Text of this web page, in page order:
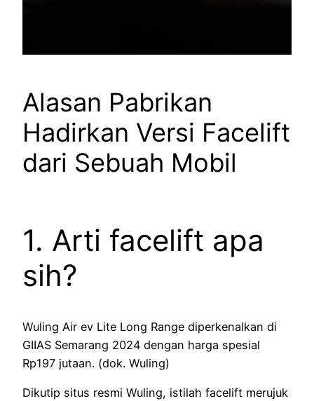
Alasan Pabrikan
Hadirkan Versi Facelift
dari Sebuah Mobil
1. Arti facelift apa
sih?
Wuling Air ev Lite Long Range diperkenalkan di
GIIAS Semarang 2024 dengan harga spesial
Rp197 jutaan. (dok. Wuling)
Dikutip situs resmi Wuling, istilah facelift merujuk